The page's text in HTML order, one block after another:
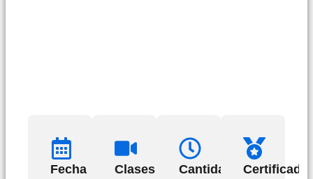
Fecha
Clases
Cantidad
Certificado